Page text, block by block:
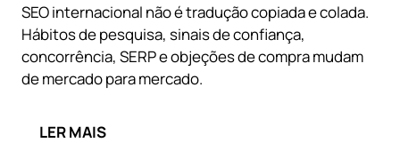
SEO internacional não é tradução copiada e colada.
Hábitos de pesquisa, sinais de confiança,
concorrência, SERP e objeções de compra mudam
de mercado para mercado.
LER MAIS